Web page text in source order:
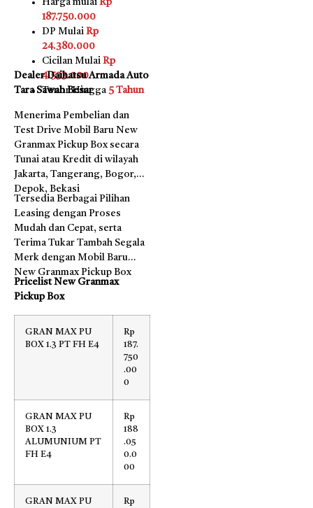
Harga mulai Rp
187.750.000
DP Mulai Rp
24.380.000
Cicilan Mulai Rp
4.533.000
Tenor Hingga 5 Tahun
Dealer Daihatsu Armada Auto
Tara Sawah Besar
Menerima Pembelian dan
Test Drive Mobil Baru New
Granmax Pickup Box secara
Tunai atau Kredit di wilayah
Jakarta, Tangerang, Bogor,
Depok, Bekasi
Tersedia Berbagai Pilihan
Leasing dengan Proses
Mudah dan Cepat, serta
Terima Tukar Tambah Segala
Merk dengan Mobil Baru
New Granmax Pickup Box
Pricelist New Granmax
Pickup Box
GRAN MAX PU
BOX 1.3 PT FH E4
Rp
187.
750
.00
0
GRAN MAX PU
BOX 1.3
ALUMUNIUM PT
FH E4
Rp
188
.05
0.0
00
GRAN MAX PU
Rp